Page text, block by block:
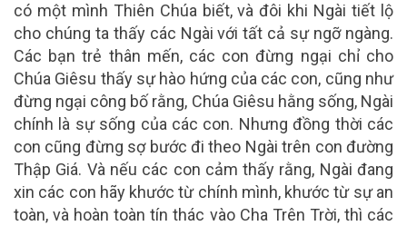
có một mình Thiên Chúa biết, và đôi khi Ngài tiết lộ
cho chúng ta thấy các Ngài với tất cả sự ngỡ ngàng.
Các bạn trẻ thân mến, các con đừng ngại chỉ cho
Chúa Giêsu thấy sự hào hứng của các con, cũng như
đừng ngại công bố rằng, Chúa Giêsu hằng sống, Ngài
chính là sự sống của các con. Nhưng đồng thời các
con cũng đừng sợ bước đi theo Ngài trên con đường
Thập Giá. Và nếu các con cảm thấy rằng, Ngài đang
xin các con hãy khước từ chính mình, khước từ sự an
toàn, và hoàn toàn tín thác vào Cha Trên Trời, thì các